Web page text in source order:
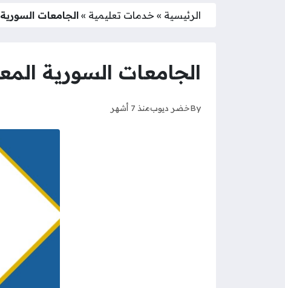
الرئيسية » خدمات تعليمية »الجامعات السورية
الجامعات السورية
Byخضر ديوبمنذ 7 أشهر